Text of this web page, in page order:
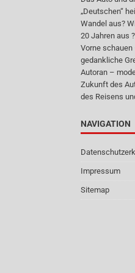
„Deutschen“
Wandel aus?
20 Jahren aus
Vorne
gedankliche
Autoran –
Zukunft des
des Reisens
NAVIGATION
Impressum
Sitemap